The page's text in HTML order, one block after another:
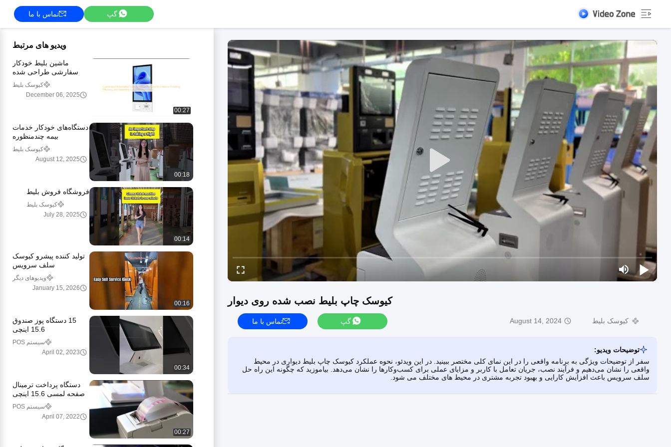
گپ تماس با ما
کیوسک چاپ بلیط نصب شده روی دیوار
کیوسک بلیط August 14, 2024 گپ تماس با ما
توضیحات ویدیو:
سفر از توضیحات ویژگی به برنامه واقعی را در این نمای کلی مختصر ببینید. در این ویدئو، نحوه عملکرد کیوسک چاپ بلیط دیواری در محیط
واقعی را نشان می‌دهیم و فرآیند نصب، جریان تعامل با کاربر و مزایای عملی برای کسب‌وکارها را نشان می‌دهد. بیاموزید که چگونه این راه حل
سلف سرویس باعث افزایش کارایی و بهبود تجربه مشتری در محیط های مختلف می شود.
ویدیو های مرتبط
00:27
ماشین بلیط خودکار
سفارشی طراحی شده
برای افزایش کارایی بلیط
و ساده سازی تجربه
مشتری
کیوسک بلیط
December 06, 2025
00:18
دستگاه‌های خودکار خدمات
بیمه چندمنظوره
کیوسک بلیط
August 12, 2025
00:14
فروشگاه فروش بلیط
کیوسک بلیط
July 28, 2025
00:16
تولید کننده پیشرو کیوسک
سلف سرویس
ویدیوهای دیگر
January 15, 2026
00:34
15 دستگاه پوز صندوق
15.6 اینچی
سیستم POS
April 02, 2023
00:27
دستگاه پرداخت ترمینال
صفحه لمسی 15.6 اینچی
همه در یک
سیستم POS
April 07, 2022